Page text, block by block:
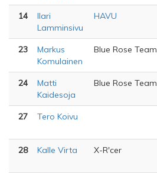
14
Ilari
Lamminsivu
HAVU
23
Markus
Komulainen
Blue Rose Team
24
Matti
Kaidesoja
Blue Rose Team
27 Tero Koivu
28 Kalle Virta X-R'cer